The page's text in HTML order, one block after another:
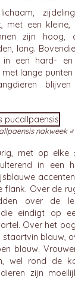
met een kleine,
zijn hoog,
lang.
een hard- en
met lange
nakweek
met op elke
in een
flank. Over de
over de
eindigt op
Over het
blauw,
blauw.
wel rond de
zijn